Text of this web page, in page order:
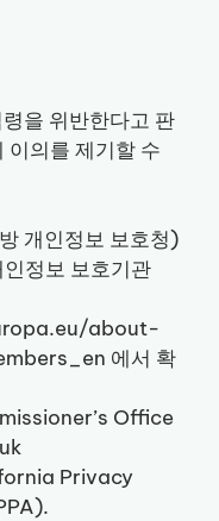
을 위반한다고 판
이의를 제기할 수
개인정보 보호청)
정보 보호기관
about-
에서 확
Office
Privacy